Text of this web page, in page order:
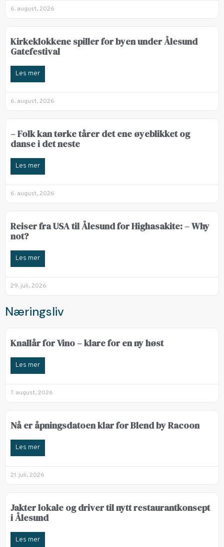
6. august, 2026
Kirkeklokkene spiller for byen under Ålesund
Gatefestival
Les mer
6. august, 2026
– Folk kan tørke tårer det ene øyeblikket og
danse i det neste
Les mer
6. august, 2026
Reiser fra USA til Ålesund for Highasakite: – Why
not?
Les mer
29. juli, 2026
Næringsliv
Knallår for Vino – klare for en ny høst
Les mer
7. august, 2026
Nå er åpningsdatoen klar for Blend by Racoon
Les mer
21. juli, 2026
Jakter lokale og driver til nytt restaurantkonsept
i Ålesund
Les mer